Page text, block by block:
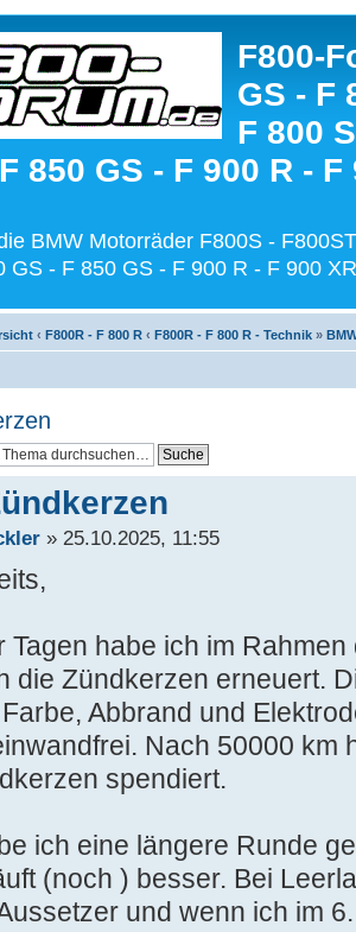
F800-
GS - F
F 800
850 GS - F 900 R - F
BMW Motorräder F800S -
GS - F 850 GS - F 900 R - F 900
‹ F800R - F 800 R ‹ F800R - F 800 R - Technik »
» 25.10.2025, 11:55
Tagen habe ich im
die Zündkerzen erneuert.
Abbrand und
Nach 50000 km
spendiert.
ich eine längere Runde
(noch ) besser. Bei
und wenn ich im